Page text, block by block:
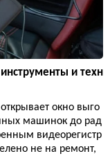
и техн
окно выго
машинок до рад
видеорегистр
не на ремонт,